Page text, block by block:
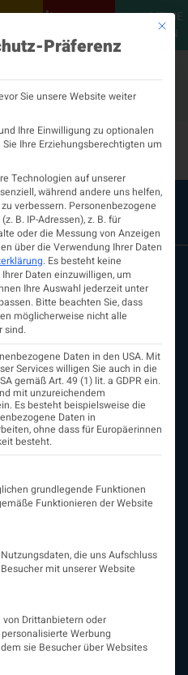
KONTAKT
MEINE
ÖGN
437
Mit
Präferenz
Sie unsere Website weiter
Ihre Einwilligung zu optionalen
Ihre Erziehungsberechtigten um
Technologien auf unserer
während andere uns helfen,
verbessern. Personenbezogene
B. IP-Adressen), z. B. für
oder die Messung von Anzeigen
über die Verwendung Ihrer Daten
. Es besteht keine
Daten einzuwilligen, um
Ihre Auswahl jederzeit unter
Bitte beachten Sie, dass
möglicherweise nicht alle
sind.
Daten in den USA. Mit
Services willigen Sie auch in die
gemäß Art. 49 (1) lit. a GDPR ein.
mit unzureichendem
Es besteht beispielsweise die
Daten in
ohne dass für Europäerinnen
besteht.
Gruppen, für die eine
grundlegende Funktionen
Funktionieren der Website
die uns Aufschluss
mit unserer Website
Drittanbietern oder
Werbung
sie Besucher über Websites